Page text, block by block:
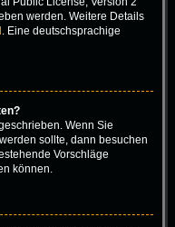
werden. Weitere Details
. Eine deutschsprachige
Wenn Sie
sollte, dann besuchen
Vorschläge
können.